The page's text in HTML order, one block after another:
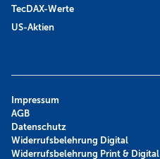
TecDAX-Werte
US-Aktien
Impressum
AGB
Datenschutz
Widerrufsbelehrung Digital
Widerrufsbelehrung Print & Digital